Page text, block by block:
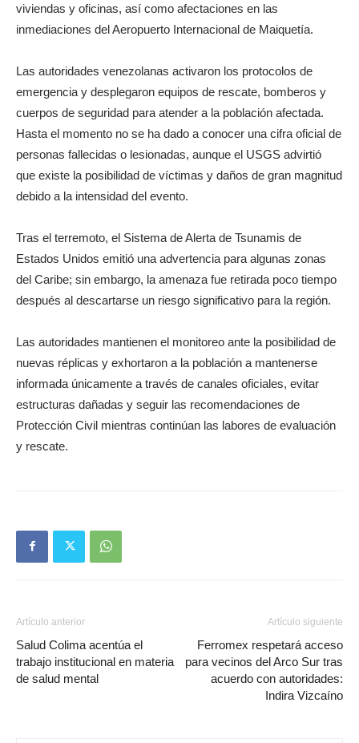
viviendas y oficinas, así como afectaciones en las
inmediaciones del Aeropuerto Internacional de Maiquetía.
Las autoridades venezolanas activaron los protocolos de
emergencia y desplegaron equipos de rescate, bomberos y
cuerpos de seguridad para atender a la población afectada.
Hasta el momento no se ha dado a conocer una cifra oficial de
personas fallecidas o lesionadas, aunque el USGS advirtió
que existe la posibilidad de víctimas y daños de gran magnitud
debido a la intensidad del evento.
Tras el terremoto, el Sistema de Alerta de Tsunamis de
Estados Unidos emitió una advertencia para algunas zonas
del Caribe; sin embargo, la amenaza fue retirada poco tiempo
después al descartarse un riesgo significativo para la región.
Las autoridades mantienen el monitoreo ante la posibilidad de
nuevas réplicas y exhortaron a la población a mantenerse
informada únicamente a través de canales oficiales, evitar
estructuras dañadas y seguir las recomendaciones de
Protección Civil mientras continúan las labores de evaluación
y rescate.
Artículo anterior
Salud Colima acentúa el
trabajo institucional en materia
de salud mental
Artículo siguiente
Ferromex respetará acceso
para vecinos del Arco Sur tras
acuerdo con autoridades:
Indira Vizcaíno